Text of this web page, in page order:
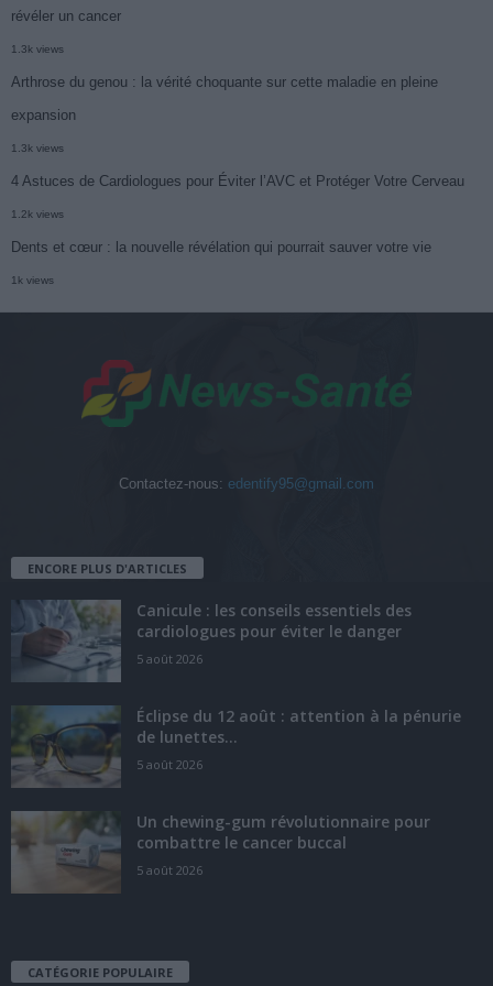
révéler un cancer
1.3k views
Arthrose du genou : la vérité choquante sur cette maladie en pleine
expansion
1.3k views
4 Astuces de Cardiologues pour Éviter l’AVC et Protéger Votre Cerveau
1.2k views
Dents et cœur : la nouvelle révélation qui pourrait sauver votre vie
1k views
Contactez-nous: edentify95@gmail.com
ENCORE PLUS D'ARTICLES
Canicule : les conseils essentiels des
cardiologues pour éviter le danger
5 août 2026
Éclipse du 12 août : attention à la pénurie
de lunettes...
5 août 2026
Un chewing-gum révolutionnaire pour
combattre le cancer buccal
5 août 2026
CATÉGORIE POPULAIRE